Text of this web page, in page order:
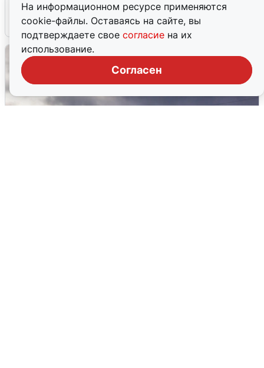
На информационном ресурсе применяются
cookie-файлы. Оставаясь на сайте, вы
подтверждаете свое согласие на их
использование.
Согласен
4 августа 0